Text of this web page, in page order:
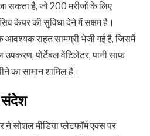
सकता है, जो 200 मरीजों के लिए
केयर की सुविधा देने में सक्षम है।
आवश्यक राहत सामग्री भेजी गई है, जिसमें
उपकरण, पोर्टेबल वेंटिलेटर, पानी साफ
का सामान शामिल है।
सोशल मीडिया प्लेटफॉर्म एक्स पर